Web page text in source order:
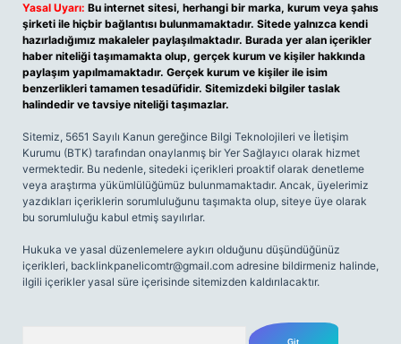
Yasal Uyarı: Bu internet sitesi, herhangi bir marka, kurum veya şahıs
şirketi ile hiçbir bağlantısı bulunmamaktadır. Sitede yalnızca kendi
hazırladığımız makaleler paylaşılmaktadır. Burada yer alan içerikler
haber niteliği taşımamakta olup, gerçek kurum ve kişiler hakkında
paylaşım yapılmamaktadır. Gerçek kurum ve kişiler ile isim
benzerlikleri tamamen tesadüfidir. Sitemizdeki bilgiler taslak
halindedir ve tavsiye niteliği taşımazlar.
Sitemiz, 5651 Sayılı Kanun gereğince Bilgi Teknolojileri ve İletişim
Kurumu (BTK) tarafından onaylanmış bir Yer Sağlayıcı olarak hizmet
vermektedir. Bu nedenle, sitedeki içerikleri proaktif olarak denetleme
veya araştırma yükümlülüğümüz bulunmamaktadır. Ancak, üyelerimiz
yazdıkları içeriklerin sorumluluğunu taşımakta olup, siteye üye olarak
bu sorumluluğu kabul etmiş sayılırlar.
Hukuka ve yasal düzenlemelere aykırı olduğunu düşündüğünüz
içerikleri, backlinkpanelicomtr@gmail.com adresine bildirmeniz halinde,
ilgili içerikler yasal süre içerisinde sitemizden kaldırılacaktır.